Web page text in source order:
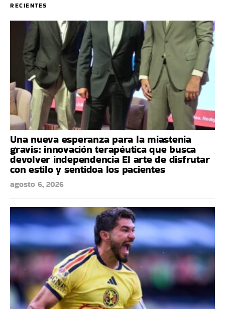
RECIENTES
Una nueva esperanza para la miastenia
gravis: innovación terapéutica que busca
devolver independencia El arte de disfrutar
con estilo y sentidoa los pacientes
agosto 6, 2026